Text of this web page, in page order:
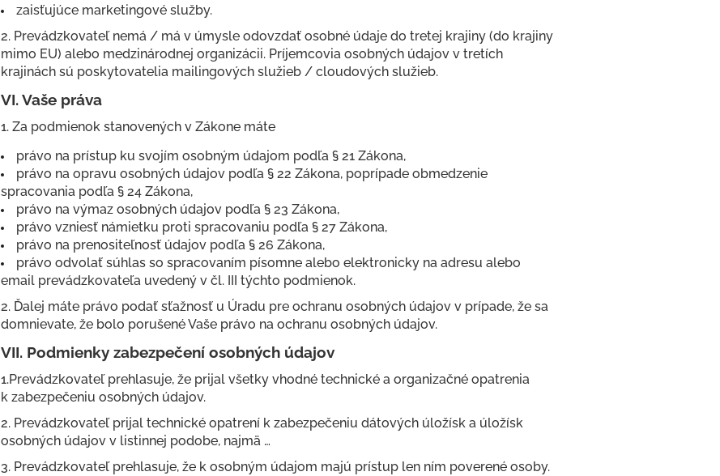
zaisťujúce marketingové služby.
2. Prevádzkovateľ nemá / má v úmysle odovzdať osobné údaje do tretej krajiny (do krajiny
mimo EU) alebo medzinárodnej organizácii. Príjemcovia osobných údajov v tretích
krajinách sú poskytovatelia mailingových služieb / cloudových služieb.
VI.Vaše práva
1. Za podmienok stanovených v Zákone máte
právo na prístup ku svojím osobným údajom podľa § 21 Zákona,
právo na opravu osobných údajov podľa § 22 Zákona, poprípade obmedzenie
spracovania podľa § 24 Zákona,
právo na výmaz osobných údajov podľa § 23 Zákona,
právo vzniesť námietku proti spracovaniu podľa § 27 Zákona,
právo na prenositeľnosť údajov podľa § 26 Zákona,
právo odvolať súhlas so spracovaním písomne alebo elektronicky na adresu alebo
email prevádzkovateľa uvedený v čl. III týchto podmienok.
2. Ďalej máte právo podať sťažnosť u Úradu pre ochranu osobných údajov v prípade, že sa
domnievate, že bolo porušené Vaše právo na ochranu osobných údajov.
VII. Podmienky zabezpečení osobných údajov
1.Prevádzkovateľ prehlasuje, že prijal všetky vhodné technické a organizačné opatrenia
k zabezpečeniu osobných údajov.
2. Prevádzkovateľ prijal technické opatrení k zabezpečeniu dátových úložísk a úložísk
osobných údajov v listinnej podobe, najmä …
3. Prevádzkovateľ prehlasuje, že k osobným údajom majú prístup len ním poverené osoby.